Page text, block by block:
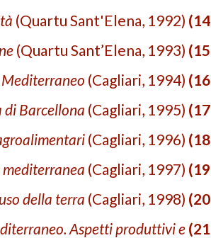
14)
(Quartu Sant'Elena, 1992).
15)
(Quartu Sant’Elena, 1993).
16)
(Cagliari, 1994).
17)
di Barcellona (Cagliari, 1995).
18)
(Cagliari, 1996).
19)
(Cagliari, 1997).
20)
della terra (Cagliari, 1998).
21)
Aspetti produttivi e